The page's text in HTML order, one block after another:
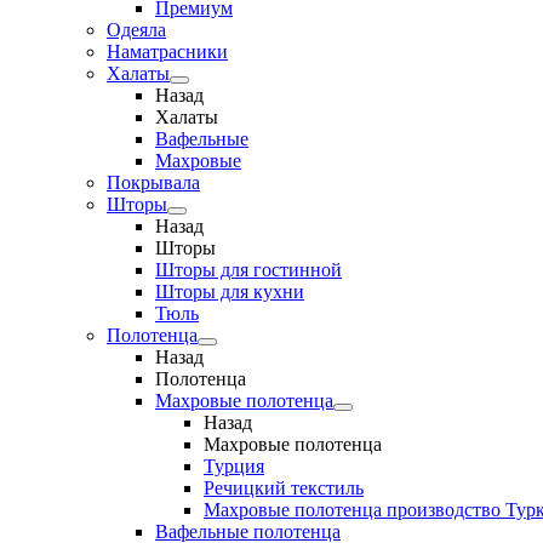
Премиум
Одеяла
Наматрасники
Халаты
Назад
Халаты
Вафельные
Махровые
Покрывала
Шторы
Назад
Шторы
Шторы для гостинной
Шторы для кухни
Тюль
Полотенца
Назад
Полотенца
Махровые полотенца
Назад
Махровые полотенца
Турция
Речицкий текстиль
Махровые полотенца производство
Вафельные полотенца